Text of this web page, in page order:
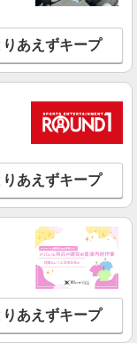
相談可。 ※給与
※経験・能力により
全額支給致します。
制度あり ※その他、
相談可。 ※給与
細を見る
りあえずキープ
りあえずキープ
りあえずキープ